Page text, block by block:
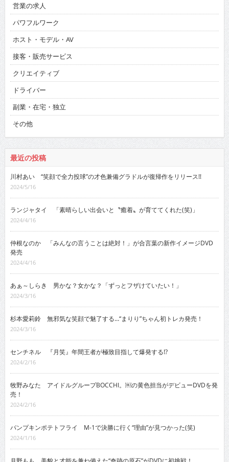
営業の求人
パワフルワーク
ホスト・モデル・AV
接客・販売サービス
クリエイティブ
ドライバー
副業・在宅・独立
その他
最近の投稿
川村あい “笑顔で全力投球”の才色兼備グラドルが復帰作をリリース!!
2024/5/16
ランジャタイ 「素晴らしい出会いと〝癒着〟が育ててくれた(笑)」
2024/4/16
仲根なのか 「みんなの言うことは絶対！」が合言葉の新作イメージDVD
発売
2024/4/16
あぁ～しらき 男かな？女かな？「ずっとフザけていたい！」
2024/3/16
杉本愛莉鈴 無邪気な笑顔で魅了する…“まりり”ちゃん初トレカ発売！
2024/3/16
センチネル 『月笑』年間王者が極致目指して爆発する!?
2024/2/16
牧野みなた アイドルグループBOCCHI。￼の黄色担当がデビューDVDを発
売！
2024/2/16
パンプキンポテトフライ M-1で決勝に行く“理由”が見つかった(笑)
2024/1/16